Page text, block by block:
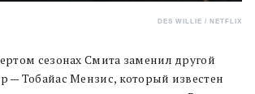
DES WILLIE / NETFLIX
сезонах Смита заменил другой
— Тобайас Мензис, который известен